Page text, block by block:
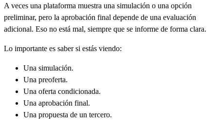
A veces una plataforma muestra una simulación o una opción
preliminar, pero la aprobación final depende de una evaluación
adicional. Eso no está mal, siempre que se informe de forma clara.
Lo importante es saber si estás viendo:
Una simulación.
Una preoferta.
Una oferta condicionada.
Una aprobación final.
Una propuesta de un tercero.